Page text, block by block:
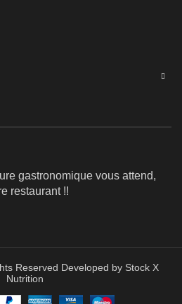
gastronomique vous attend,
restaurant !!
Reserved Developed by Stock X
Nutrition